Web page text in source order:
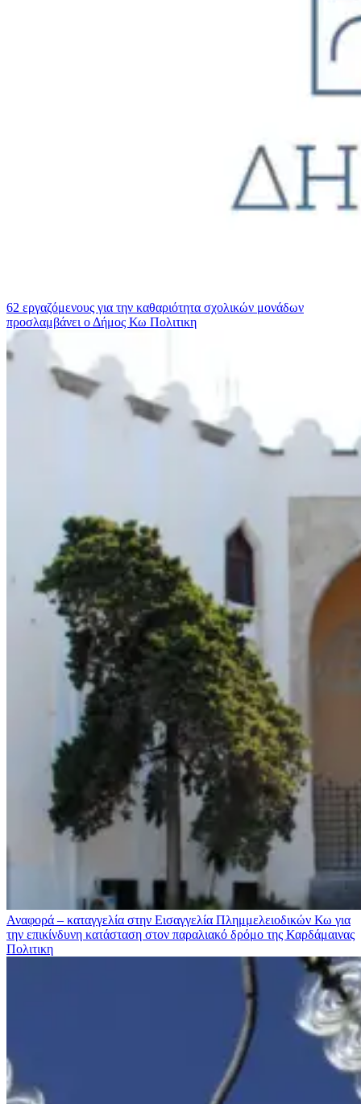
62 εργαζόμενους για την καθαριότητα σχολικών μονάδων
προσλαμβάνει ο Δήμος Κω Πολιτικη
Αναφορά – καταγγελία στην Εισαγγελία Πλημμελειοδικών Κω για
την επικίνδυνη κατάσταση στον παραλιακό δρόμο της Καρδάμαινας
Πολιτικη